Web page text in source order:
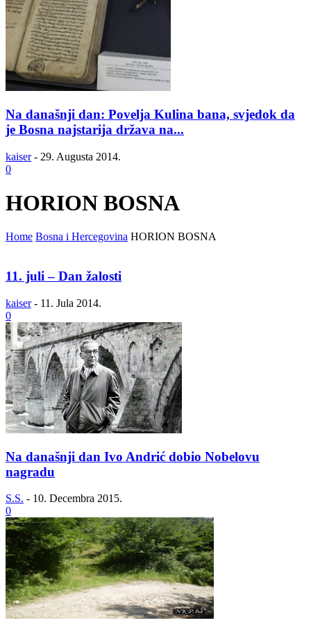
Na današnji dan: Povelja Kulina bana, svjedok da
je Bosna najstarija država na...
kaiser - 29. Augusta 2014.
0
HORION BOSNA
Home Bosna i Hercegovina HORION BOSNA
11. juli – Dan žalosti
kaiser - 11. Jula 2014.
0
Na današnji dan Ivo Andrić dobio Nobelovu
nagradu
S.S. - 10. Decembra 2015.
0